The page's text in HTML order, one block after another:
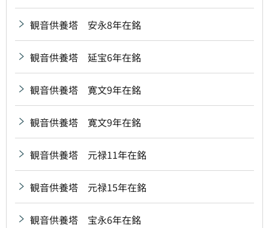
観音供養塔 安永8年在銘
観音供養塔 延宝6年在銘
観音供養塔 寛文9年在銘
観音供養塔 寛文9年在銘
観音供養塔 元禄11年在銘
観音供養塔 元禄15年在銘
観音供養塔 宝永6年在銘